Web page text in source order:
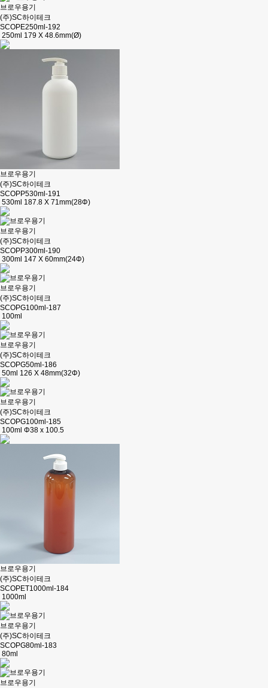
브로우용기
(주)SC하이테크
SCOPE250ml-192
250ml 179 X 48.6mm(Ø)
브로우용기
(주)SC하이테크
SCOPP530ml-191
530ml 187.8 X 71mm(28Φ)
브로우용기
(주)SC하이테크
SCOPP300ml-190
300ml 147 X 60mm(24Φ)
브로우용기
(주)SC하이테크
SCOPG100ml-187
100ml
브로우용기
(주)SC하이테크
SCOPG50ml-186
50ml 126 X 48mm(32Φ)
브로우용기
(주)SC하이테크
SCOPG100ml-185
100ml Φ38 x 100.5
브로우용기
(주)SC하이테크
SCOPET1000ml-184
1000ml
브로우용기
(주)SC하이테크
SCOPG80ml-183
80ml
브로우용기